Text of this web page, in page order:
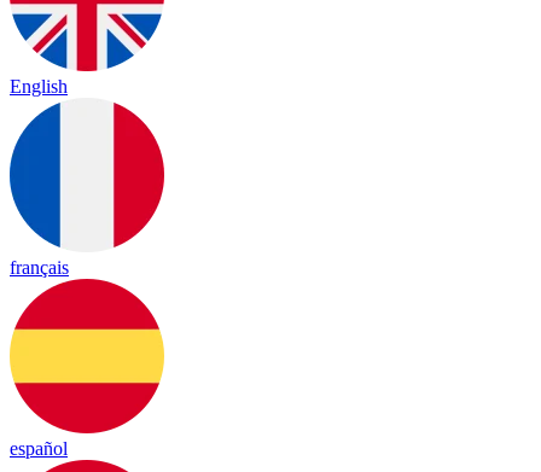
English
français
español